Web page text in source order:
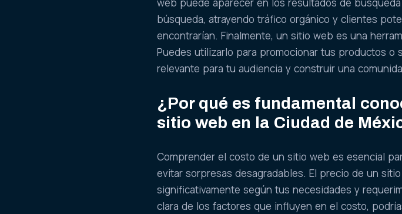
web puede aparecer en los resultados de
búsqueda, atrayendo tráfico orgánico y clientes
encontrarían. Finalmente, un sitio web es una
Puedes utilizarlo para promocionar tus productos o
relevante para tu audiencia y construir una
¿Por qué es fundamental
sitio web en la Ciudad de
Comprender el costo de un sitio web es esencial
evitar sorpresas desagradables. El precio de un
significativamente según tus necesidades y
clara de los factores que influyen en el costo,